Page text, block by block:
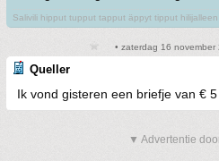
Salivili hipput tupput tapput äppyt tipput hilijalleen
• zaterdag 16 november
Queller
Ik vond gisteren een briefje van € 5
▼ Advertentie